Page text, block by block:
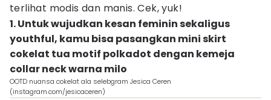
terlihat modis dan manis. Cek, yuk!
1. Untuk wujudkan kesan feminin sekaligus
youthful, kamu bisa pasangkan mini skirt
cokelat tua motif polkadot dengan kemeja
collar neck warna milo
OOTD nuansa cokelat ala selebgram Jesica Ceren
(instagram.com/jesicaceren)